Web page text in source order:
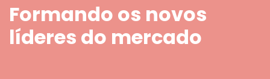
Formando os novos
líderes do mercado